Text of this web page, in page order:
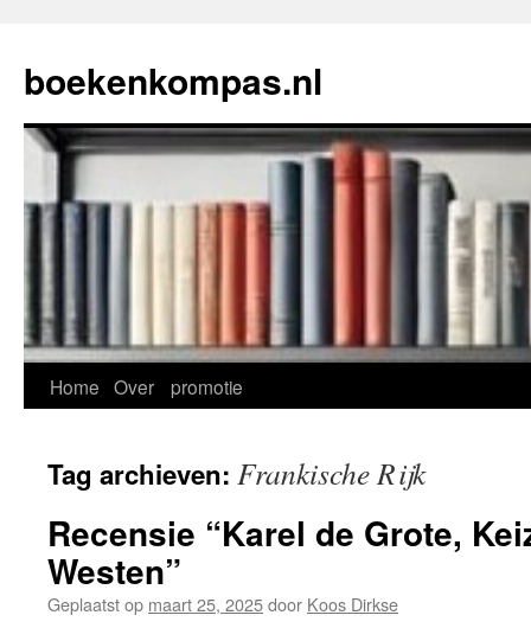
de
inhoud
boekenkompas.nl
Home Over promotie
Tag archieven: Frankische Rijk
Recensie “Karel de Grote,
Westen”
Geplaatst op maart 25, 2025door Koos Dirkse